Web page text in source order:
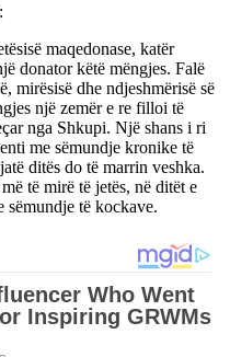
maqedonase, katër
donator këtë mëngjes. Falë
mirësisë dhe ndjeshmërisë së
një zemër e re filloi të
nga Shkupi. Një shans i ri
me sëmundje kronike të
ditës do të marrin veshka.
të mirë të jetës, në ditët e
sëmundje të kockave.